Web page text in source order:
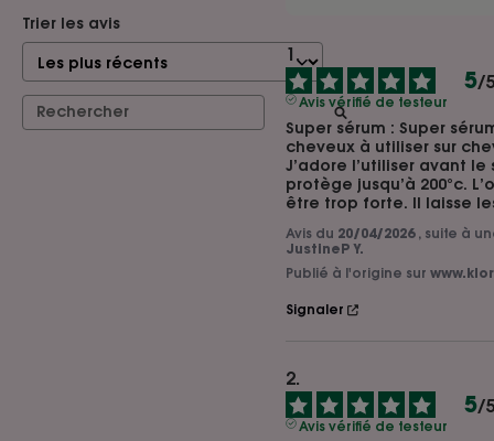
Trier les avis
5/5
Avis vérifié de testeur
Super sérum : Super
cheveux à utiliser sur
J’adore l’utiliser avant
protège jusqu’à 200°c.
être trop forte. Il laisse
Avis du 20/04/2026 , suite à
JustineP Y.
Publié à l'origine sur
Signaler
5/5
Avis vérifié de testeur